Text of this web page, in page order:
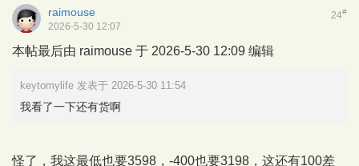
24#
raimouse
2026-5-30 12:07
本帖最后由 raimouse 于 2026-5-30 12:09 编辑
keytomylife 发表于 2026-5-30 11:54
我看了一下还有货啊
怪了，我这最低也要3598，-400也要3198，这还有100差